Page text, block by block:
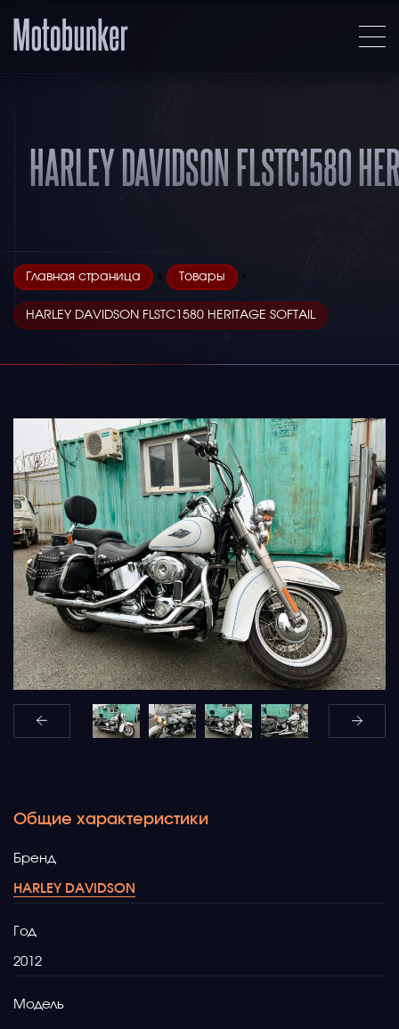
HARLEY DAVIDSON FLSTC1580
Главная страница » Товары »
HARLEY DAVIDSON FLSTC1580 HERITAGE SOFTAIL
Общие характеристики
Бренд
HARLEY DAVIDSON
Год
2012
Модель